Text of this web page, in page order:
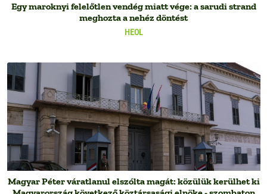
HEOL
Egy maroknyi felelőtlen vendég miatt vége: a sarudi strand
meghozta a nehéz döntést
Magyar Péter váratlanul elszólta magát: közülük kerülhet ki